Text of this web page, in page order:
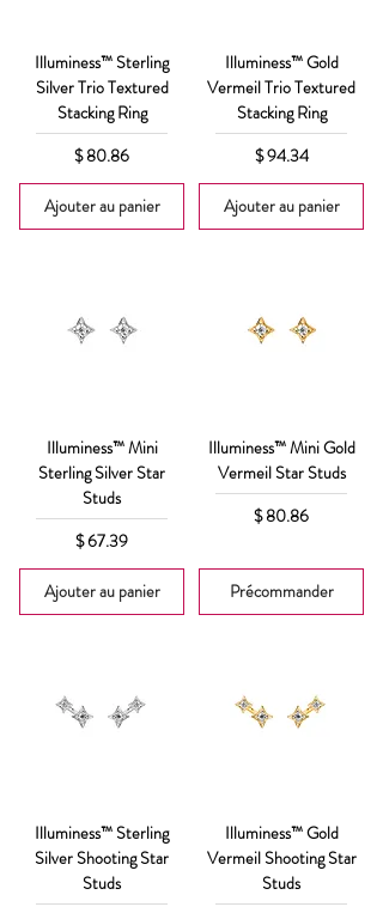
Illuminess™ Sterling
Silver Trio Textured
Stacking Ring
Prix
$ 80.86
Ajouter au panier
Illuminess™ Gold
Vermeil Trio Textured
Stacking Ring
Prix
$ 94.34
Ajouter au panier
Illuminess™ Mini
Sterling Silver Star
Studs
Prix
$ 67.39
Ajouter au panier
Illuminess™ Mini Gold
Vermeil Star Studs
Prix
$ 80.86
Précommander
Illuminess™ Sterling
Silver Shooting Star
Studs
Illuminess™ Gold
Vermeil Shooting Star
Studs